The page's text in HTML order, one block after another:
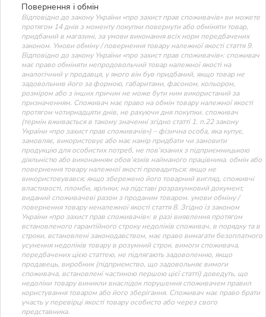
Повернення і обмін
Відповідно до закону України «про захист прав споживачів» ви можете
протягом 14 днів з моменту покупки повернути або обміняти товар,
придбаний в магазині, за умови виконання всіх норм передбачених
законом. Умови обміну / повернення товару належної якості стаття 9.
Відповідно до закону України «про захист прав споживачів»: споживач
має право обміняти непродовольчий товар належної якості на
аналогічний у продавця, у якого він був придбаний, якщо товар не
задовольнив його за формою, габаритами, фасоном, кольором,
розміром або з інших причин не може бути ним використаний за
призначенням. Споживач має право на обмін товару належної якості
протягом чотирнадцяти днів, не рахуючи дня покупки. споживач
(термін вживається в такому значенні згідно статті 1. п.22 закону
України «про захист прав споживачів») – фізична особа, яка купує,
замовляє, використовує або має намір придбати чи замовити
продукцію для особистих потреб, не пов’язаних з підприємницькою
діяльністю або виконанням обов’язків найманого працівника. обмін або
повернення товару належної якості провадиться: якщо не
використовувався; якщо збережено його товарний вигляд, споживчі
властивості, пломби, ярлики; на підставі розрахунковий документ,
виданий споживачеві разом з проданим товаром. умови обміну /
повернення товару неналежної якості стаття 8. Згідно із законом
України «про захист прав споживачів»: в разі виявлення протягом
встановленого гарантійного строку недоліків споживач, в порядку та в
строки, встановлені законодавством, має право вимагати безоплатного
усунення недоліків товару в розумний строк. вимоги споживача,
передбачених цією статтею, не підлягають задоволенню, якщо
продавець, виробник (підприємство, що задовольняє вимоги
споживача, встановлені частиною першою цієї статті) доведуть, що
недоліки товару виникли внаслідок порушення споживачем правил
користування товаром або його зберігання. Споживач має право брати
участь у перевірці якості товару особисто або через свого
представника.